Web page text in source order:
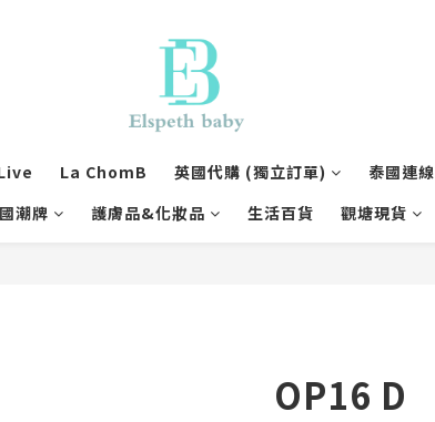
La ChomB 英國代購 (獨立訂單) 泰國連
潮牌 護膚品&化妝品 生活百貨 觀塘現貨
OP16 D